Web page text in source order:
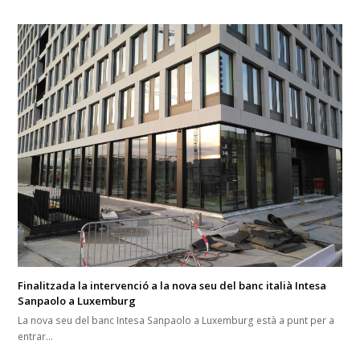
Finalitzada la intervenció a la nova seu del banc italià Intesa
Sanpaolo a Luxemburg
La nova seu del banc Intesa Sanpaolo a Luxemburg està a punt per a
entrar…